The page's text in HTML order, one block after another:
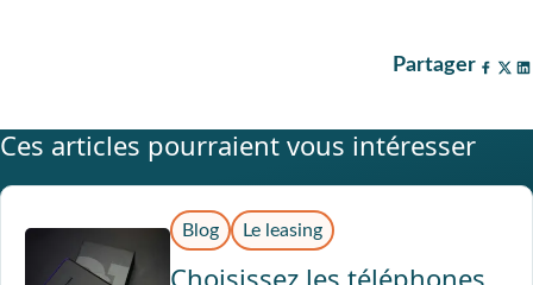
Partager
Ces articles pourraient vous intéresser
Blog Le leasing